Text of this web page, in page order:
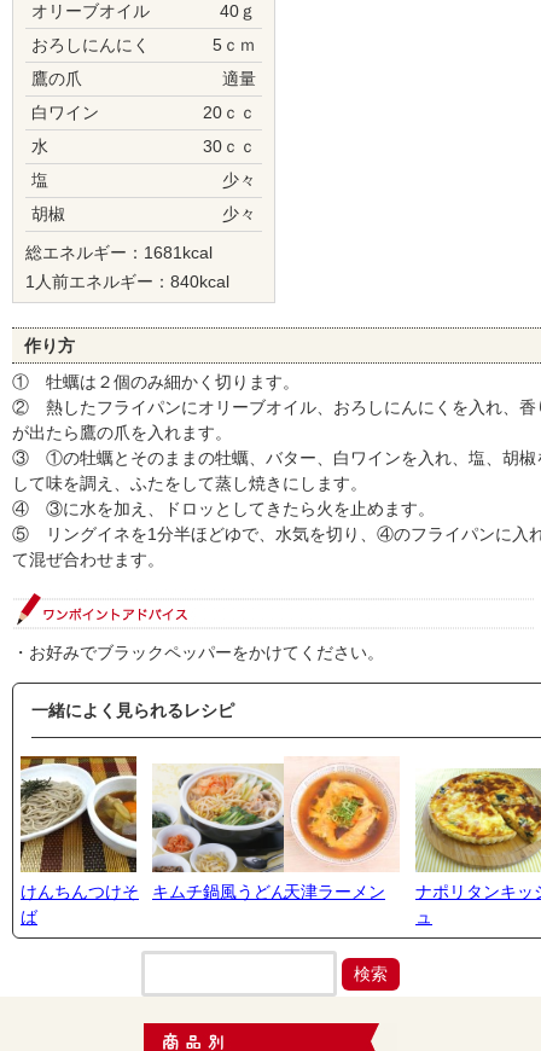
オリーブオイル
40ｇ
おろしにんにく
5ｃｍ
鷹の爪
適量
白ワイン
20ｃｃ
水
30ｃｃ
塩
少々
胡椒
少々
総エネルギー：1681kcal
1人前エネルギー：840kcal
作り方
① 牡蠣は２個のみ細かく切ります。
② 熱したフライパンにオリーブオイル、おろしにんにくを入れ、香
が出たら鷹の爪を入れます。
③ ①の牡蠣とそのままの牡蠣、バター、白ワインを入れ、塩、胡椒
して味を調え、ふたをして蒸し焼きにします。
④ ③に水を加え、ドロッとしてきたら火を止めます。
⑤ リングイネを1分半ほどゆで、水気を切り、④のフライパンに入
て混ぜ合わせます。
・お好みでブラックペッパーをかけてください。
一緒によく見られるレシピ
けんちんつけそ
ば
キムチ鍋風うどん天津ラーメン
ナポリタンキッ
ュ